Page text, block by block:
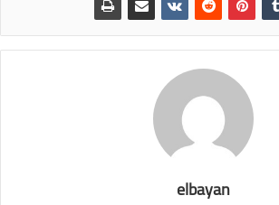
elbayan